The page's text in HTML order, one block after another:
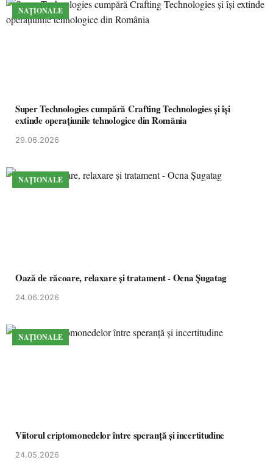
NAȚIONALE
Super Technologies cumpără Crafting Technologies și își
extinde operațiunile tehnologice din România
29.06.2026
NAȚIONALE
Oază de răcoare, relaxare și tratament - Ocna Șugatag
24.06.2026
NAȚIONALE
Viitorul criptomonedelor între speranță și incertitudine
24.05.2026